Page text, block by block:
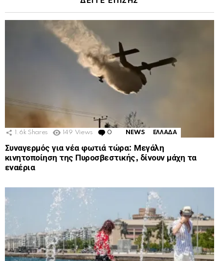
1.6k Shares 149 Views 0 Comments
NEWS ΕΛΛΑΔΑ
Συναγερμός για νέα φωτιά τώρα: Μεγάλη
κινητοποίηση της Πυροσβεστικής, δίνουν μάχη τα
εναέρια